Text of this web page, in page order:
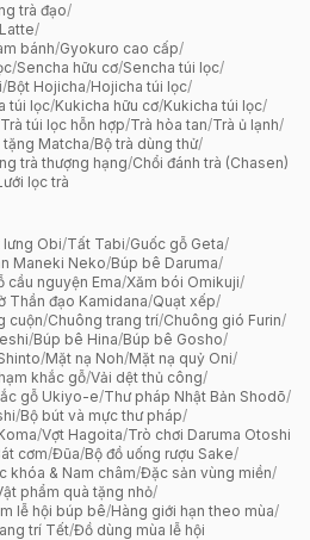
trà đạo/
/
bánh/Gyokuro cao cấp/
/Sencha hữu cơ/Sencha túi lọc/
/Bột Hojicha/Hojicha túi lọc/
túi lọc/Kukicha hữu cơ/Kukicha túi lọc/
Trà túi lọc hỗn hợp/Trà hòa tan/Trà ủ lạnh/
tặng Matcha/Bộ trà dùng thử/
trà thượng hạng/Chổi đánh trà (Chasen)
lọc trà
lưng Obi/Tất Tabi/Guốc gỗ Geta/
Maneki Neko/Búp bê Daruma/
cầu nguyện Ema/Xăm bói Omikuji/
Thần đạo Kamidana/Quạt xếp/
cuộn/Chuông trang trí/Chuông gió Furin/
/Búp bê Hina/Búp bê Gosho/
/Mặt nạ Noh/Mặt nạ quỷ Oni/
khắc gỗ/Vải dệt thủ công/
gỗ Ukiyo-e/Thư pháp Nhật Bản Shodō/
/Bộ bút và mực thư pháp/
/Vợt Hagoita/Trò chơi Daruma Otoshi
cơm/Đũa/Bộ đồ uống rượu Sake/
khóa & Nam châm/Đặc sản vùng miền/
phẩm quà tặng nhỏ/
lễ hội búp bê/Hàng giới hạn theo mùa/
trí Tết/Đồ dùng mùa lễ hội